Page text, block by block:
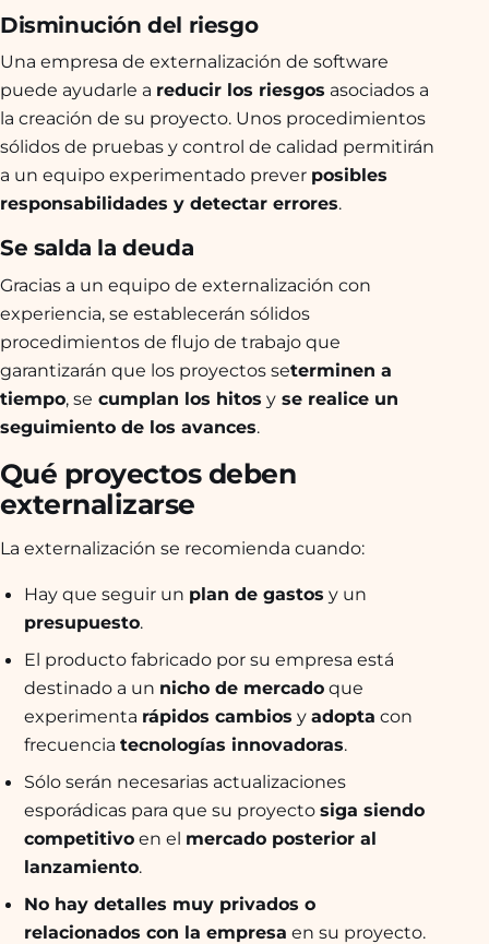
Disminución del riesgo
Una empresa de externalización de software
puede ayudarle a reducir los riesgos asociados a
la creación de su proyecto. Unos procedimientos
sólidos de pruebas y control de calidad permitirán
a un equipo experimentado prever posibles
responsabilidades y detectar errores.
Se salda la deuda
Gracias a un equipo de externalización con
experiencia, se establecerán sólidos
procedimientos de flujo de trabajo que
garantizarán que los proyectos seterminen a
tiempo, se cumplan los hitos y se realice un
seguimiento de los avances.
Qué proyectos deben
externalizarse
La externalización se recomienda cuando:
Hay que seguir un plan de gastos y un
presupuesto.
El producto fabricado por su empresa está
destinado a un nicho de mercadoque
experimenta rápidos cambios y adopta con
frecuencia tecnologías innovadoras.
Sólo serán necesarias actualizaciones
esporádicas para que su proyecto siga siendo
competitivoen el mercado posterior al
lanzamiento.
No hay detalles muy privados o
relacionados con la empresa en su proyecto.